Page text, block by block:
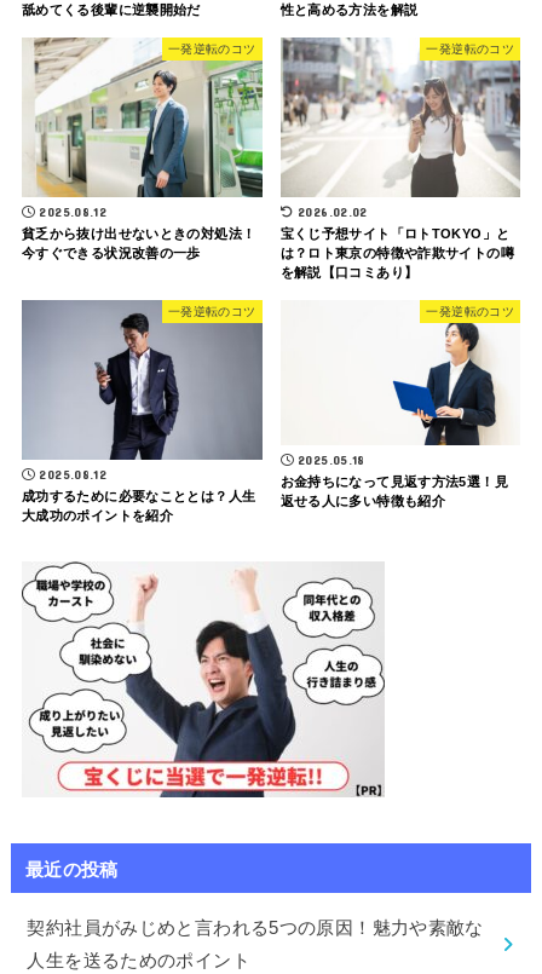
舐めてくる後輩に逆襲開始だ
性と高める方法を解説
一発逆転のコツ
2025.08.12
貧乏から抜け出せないときの対処法！
今すぐできる状況改善の一歩
一発逆転のコツ
2026.02.02
宝くじ予想サイト「ロトTOKYO」と
は？ロト東京の特徴や詐欺サイトの噂
を解説【口コミあり】
一発逆転のコツ
2025.08.12
成功するために必要なこととは？人生
大成功のポイントを紹介
一発逆転のコツ
2025.05.18
お金持ちになって見返す方法5選！見
返せる人に多い特徴も紹介
最近の投稿
契約社員がみじめと言われる5つの原因！魅力や素敵な
人生を送るためのポイント